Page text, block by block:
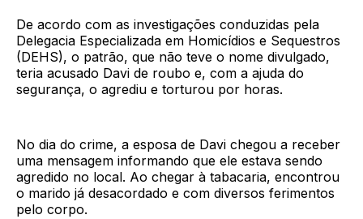
De acordo com as investigações conduzidas pela
Delegacia Especializada em Homicídios e Sequestros
(DEHS), o patrão, que não teve o nome divulgado,
teria acusado Davi de roubo e, com a ajuda do
segurança, o agrediu e torturou por horas.
No dia do crime, a esposa de Davi chegou a receber
uma mensagem informando que ele estava sendo
agredido no local. Ao chegar à tabacaria, encontrou
o marido já desacordado e com diversos ferimentos
pelo corpo.